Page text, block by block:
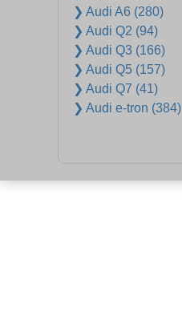
❯ Audi A6 (280)
❯ Audi Q2 (94)
❯ Audi Q3 (166)
❯ Audi Q5 (157)
❯ Audi Q7 (41)
❯ Audi e-tron (384)